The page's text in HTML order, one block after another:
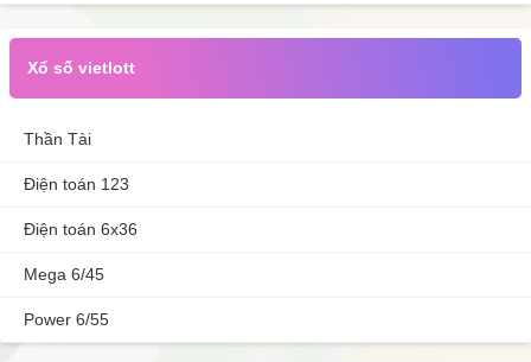
Xổ số vietlott
Thần Tài
Điện toán 123
Điện toán 6x36
Mega 6/45
Power 6/55